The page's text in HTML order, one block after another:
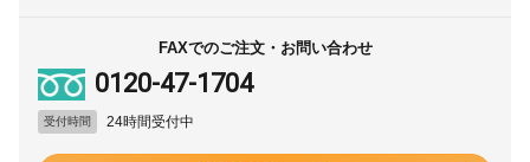
FAXでのご注文・お問い合わせ
0120-47-1704
受付時間 24時間受付中